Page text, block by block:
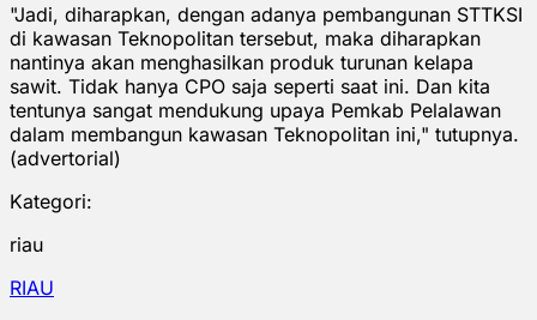
"Jadi, diharapkan, dengan adanya pembangunan STTKSI
di kawasan Teknopolitan tersebut, maka diharapkan
nantinya akan menghasilkan produk turunan kelapa
sawit. Tidak hanya CPO saja seperti saat ini. Dan kita
tentunya sangat mendukung upaya Pemkab Pelalawan
dalam membangun kawasan Teknopolitan ini," tutupnya.
(advertorial)
Kategori:
riau
RIAU